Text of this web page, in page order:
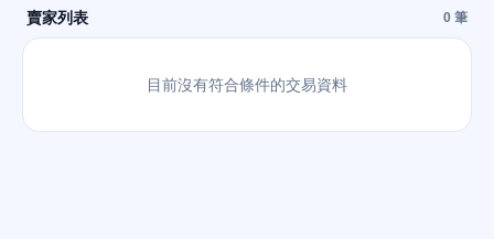
賣家列表 0 筆
目前沒有符合條件的交易資料